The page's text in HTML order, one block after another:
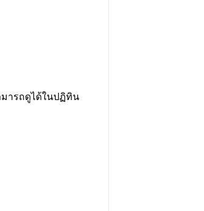
มารถดูได้ในปฏิทิน